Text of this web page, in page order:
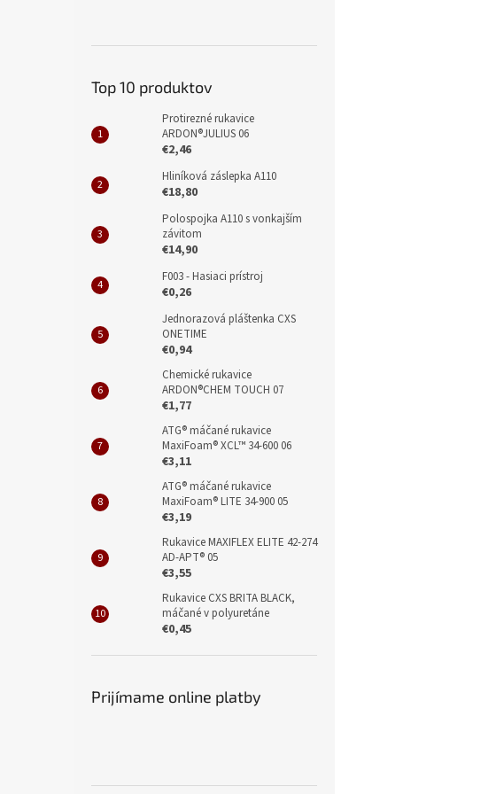
Top 10 produktov
Protirezné rukavice
ARDON®JULIUS 06
€2,46
Hliníková záslepka A110
€18,80
Polospojka A110 s vonkajším
závitom
€14,90
F003 - Hasiaci prístroj
€0,26
Jednorazová pláštenka CXS
ONETIME
€0,94
Chemické rukavice
ARDON®CHEM TOUCH 07
€1,77
ATG® máčané rukavice
MaxiFoam® XCL™ 34-600 06
€3,11
ATG® máčané rukavice
MaxiFoam® LITE 34-900 05
€3,19
Rukavice MAXIFLEX ELITE 42-274
AD-APT® 05
€3,55
Rukavice CXS BRITA BLACK,
máčané v polyuretáne
€0,45
Prijímame online platby